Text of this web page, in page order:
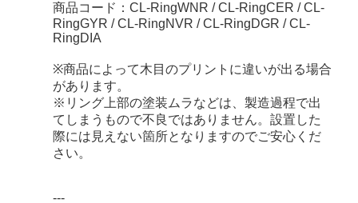
商品コード：CL-RingWNR / CL-RingCER / CL-
RingGYR / CL-RingNVR / CL-RingDGR / CL-
RingDIA
※商品によって木目のプリントに違いが出る場合
があります。
※リング上部の塗装ムラなどは、製造過程で出
てしまうもので不良ではありません。設置した
際には見えない箇所となりますのでご安心くだ
さい。
---